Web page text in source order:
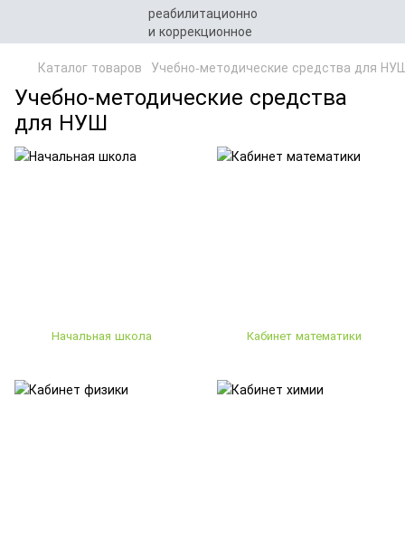
Каталог товаров Учебно-методические средства для
Учебно-методические средства
для НУШ
Начальная школа Кабинет математики